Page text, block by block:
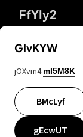
FfYIy2
wZQPfd
nLC6tu
GIvKYW
jOXvm4 mI5M8K
BMcLyf
gEcwUT